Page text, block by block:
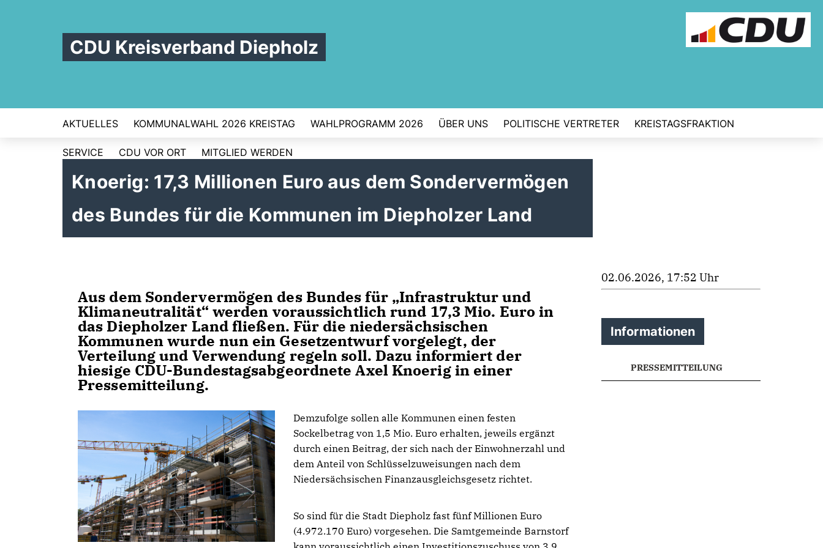
CDU Kreisverband Diepholz
AKTUELLES KOMMUNALWAHL 2026 KREISTAG WAHLPROGRAMM 2026 ÜBER UNS POLITISCHE VERTRETER KREISTAGSFRAKTION
SERVICE CDU VOR ORT MITGLIED WERDEN
Knoerig: 17,3 Millionen Euro aus dem Sondervermögen
des Bundes für die Kommunen im Diepholzer Land
Aus dem Sondervermögen des Bundes für „Infrastruktur und
Klimaneutralität“ werden voraussichtlich rund 17,3 Mio. Euro in
das Diepholzer Land fließen. Für die niedersächsischen
Kommunen wurde nun ein Gesetzentwurf vorgelegt, der
Verteilung und Verwendung regeln soll. Dazu informiert der
hiesige CDU-Bundestagsabgeordnete Axel Knoerig in einer
Pressemitteilung.
Demzufolge sollen alle Kommunen einen festen
Sockelbetrag von 1,5 Mio. Euro erhalten, jeweils ergänzt
durch einen Beitrag, der sich nach der Einwohnerzahl und
dem Anteil von Schlüsselzuweisungen nach dem
Niedersächsischen Finanzausgleichsgesetz richtet.
So sind für die Stadt Diepholz fast fünf Millionen Euro
(4.972.170 Euro) vorgesehen. Die Samtgemeinde Barnstorf
02.06.2026, 17:52 Uhr
Informationen
PRESSEMITTEILUNG